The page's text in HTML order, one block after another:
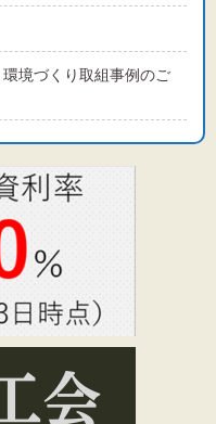
境づくり取組事例のご